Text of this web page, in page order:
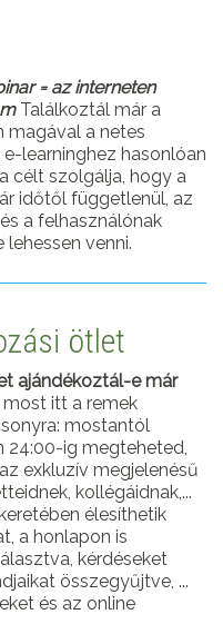
= az interneten
Találkoztál már a
a netes
learninghez hasonlóan
célt szolgálja, hogy a
időtől függetlenül, az
a felhasználónak
venni.
ötlet
ajándékoztál-e már
most itt a remek
mostantól
24:00-ig megteheted,
exkluzív megjelenésű
kollégáidnak,...
élesíthetik
a honlapon is
kérdéseket
összegyűjtve, ...
és az online